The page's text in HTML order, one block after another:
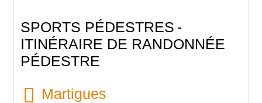
SPORTS PÉDESTRES
ITINÉRAIRE DE RANDONNÉE
PÉDESTRE
Martigues